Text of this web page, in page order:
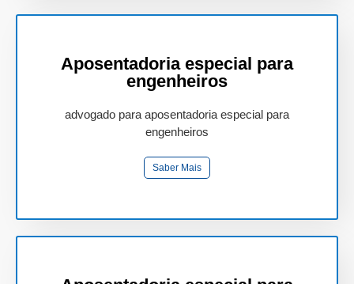
Aposentadoria especial para
engenheiros
advogado para aposentadoria especial para
engenheiros
Saber Mais